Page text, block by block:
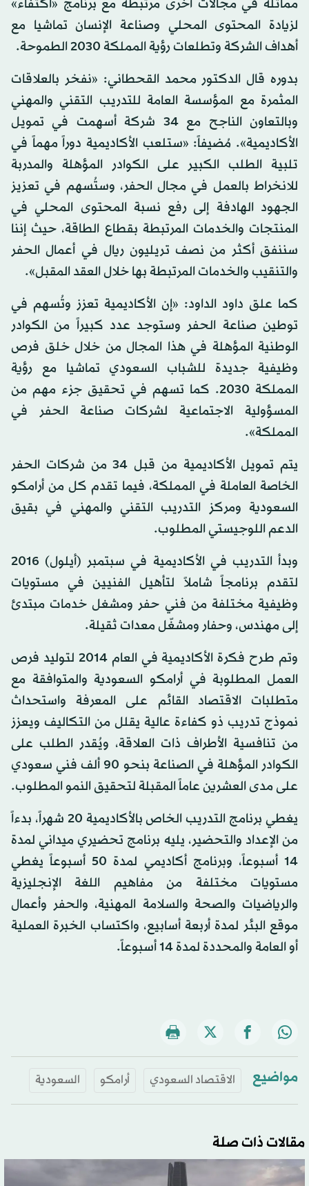
مماثلة في مجالات أخرى مرتبطة مع برنامج «اكتفاء»
لزيادة المحتوى المحلي وصناعة الإنسان تماشيا مع
أهداف الشركة وتطلعات رؤية المملكة 2030 الطموحة.
بدوره قال الدكتور محمد القحطاني: «نفخر بالعلاقات
المثمرة مع المؤسسة العامة للتدريب التقني والمهني
وبالتعاون الناجح مع 34 شركة أسهمت في تمويل
الأكاديمية». مُضيفاً: «ستلعب الأكاديمية دوراً مهماً في
تلبية الطلب الكبير على الكوادر المؤهلة والمدربة
للانخراط بالعمل في مجال الحفر، وستُسهم في تعزيز
الجهود الهادفة إلى رفع نسبة المحتوى المحلي في
المنتجات والخدمات المرتبطة بقطاع الطاقة، حيث إننا
سننفق أكثر من نصف تريليون ريال في أعمال الحفر
والتنقيب والخدمات المرتبطة بها خلال العقد المقبل».
كما علق داود الداود: «إن الأكاديمية تعزز وتُسهم في
توطين صناعة الحفر وستوجد عدد كبيراً من الكوادر
الوطنية المؤهلة في هذا المجال من خلال خلق فرص
وظيفية جديدة للشباب السعودي تماشيا مع رؤية
المملكة 2030. كما تسهم في تحقيق جزء مهم من
المسؤولية الاجتماعية لشركات صناعة الحفر في
المملكة».
يتم تمويل الأكاديمية من قبل 34 من شركات الحفر
الخاصة العاملة في المملكة، فيما تقدم كل من أرامكو
السعودية ومركز التدريب التقني والمهني في بقيق
الدعم اللوجيستي المطلوب.
وبدأ التدريب في الأكاديمية في سبتمبر (أيلول) 2016
لتقدم برنامجاً شاملاً لتأهيل الفنيين في مستويات
وظيفية مختلفة من فني حفر ومشغل خدمات مبتدئ
إلى مهندس، وحفار ومشغّل معدات ثقيلة.
وتم طرح فكرة الأكاديمية في العام 2014 لتوليد فرص
العمل المطلوبة في أرامكو السعودية والمتوافقة مع
متطلبات الاقتصاد القائم على المعرفة واستحداث
نموذج تدريب ذو كفاءة عالية يقلل من التكاليف ويعزز
من تنافسية الأطراف ذات العلاقة، ويُقدر الطلب على
الكوادر المؤهلة في الصناعة بنحو 90 ألف فني سعودي
على مدى العشرين عاماً المقبلة لتحقيق النمو المطلوب.
يغطي برنامج التدريب الخاص بالأكاديمية 20 شهراً، بدءاً
من الإعداد والتحضير، يليه برنامج تحضيري ميداني لمدة
14 أسبوعاً، وبرنامج أكاديمي لمدة 50 أسبوعاً يغطي
مستويات مختلفة من مفاهيم اللغة الإنجليزية
والرياضيات والصحة والسلامة المهنية، والحفر وأعمال
موقع البئر لمدة أربعة أسابيع، واكتساب الخبرة العملية
أو العامة والمحددة لمدة 14 أسبوعاً.
مواضيع الاقتصاد السعودي أرامكو السعودية
مقالات ذات صلة